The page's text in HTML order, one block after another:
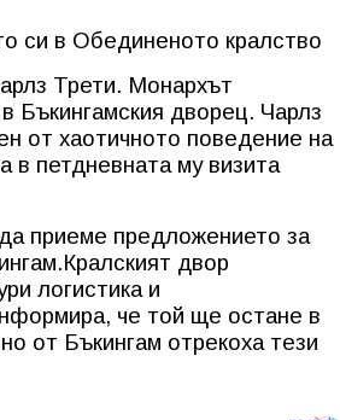
си в Обединеното кралство
Трети. Монархът
Бъкингамския дворец. Чарлз
от хаотичното поведение на
в петдневната му визита
приеме предложението за
двор
логистика и
че той ще остане в
от Бъкингам отрекоха тези